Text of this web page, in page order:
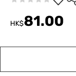
HK$81.00